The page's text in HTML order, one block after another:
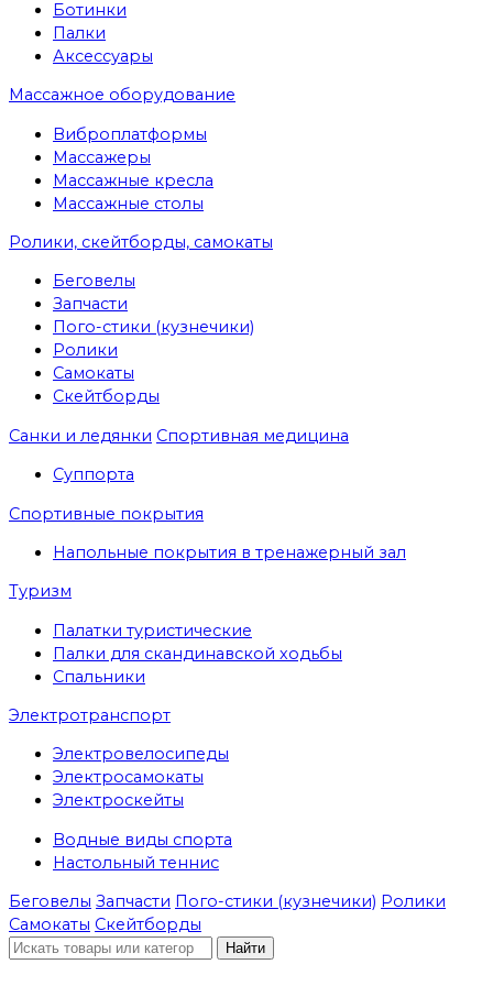
Ботинки
Палки
Аксессуары
Массажное оборудование
Виброплатформы
Массажеры
Массажные кресла
Массажные столы
Ролики, скейтборды, самокаты
Беговелы
Запчасти
Пого-стики (кузнечики)
Ролики
Самокаты
Скейтборды
Санки и ледянки Спортивная медицина
Суппорта
Спортивные покрытия
Напольные покрытия в тренажерный зал
Туризм
Палатки туристические
Палки для скандинавской ходьбы
Спальники
Электротранспорт
Электровелосипеды
Электросамокаты
Электроскейты
Водные виды спорта
Настольный теннис
Беговелы Запчасти Пого-стики (кузнечики) Ролики
Самокаты Скейтборды
Найти